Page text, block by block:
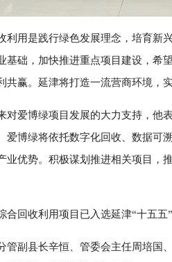
用是践行绿色发展理念，培育新
基础，加快推进重点项目建设，希
共赢。延津将打造一流营商环境，
爱博绿项目发展的大力支持，他
爱博绿将依托数字化回收、数据可
业优势。积极谋划推进相关项目，
回收利用项目已入选延津“十五五
副县长辛恒、管委会主任周培国